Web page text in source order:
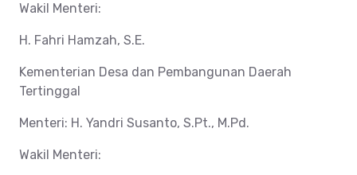
Wakil Menteri:
H. Fahri Hamzah, S.E.
Kementerian Desa dan Pembangunan Daerah
Tertinggal
Menteri: H. Yandri Susanto, S.Pt., M.Pd.
Wakil Menteri: